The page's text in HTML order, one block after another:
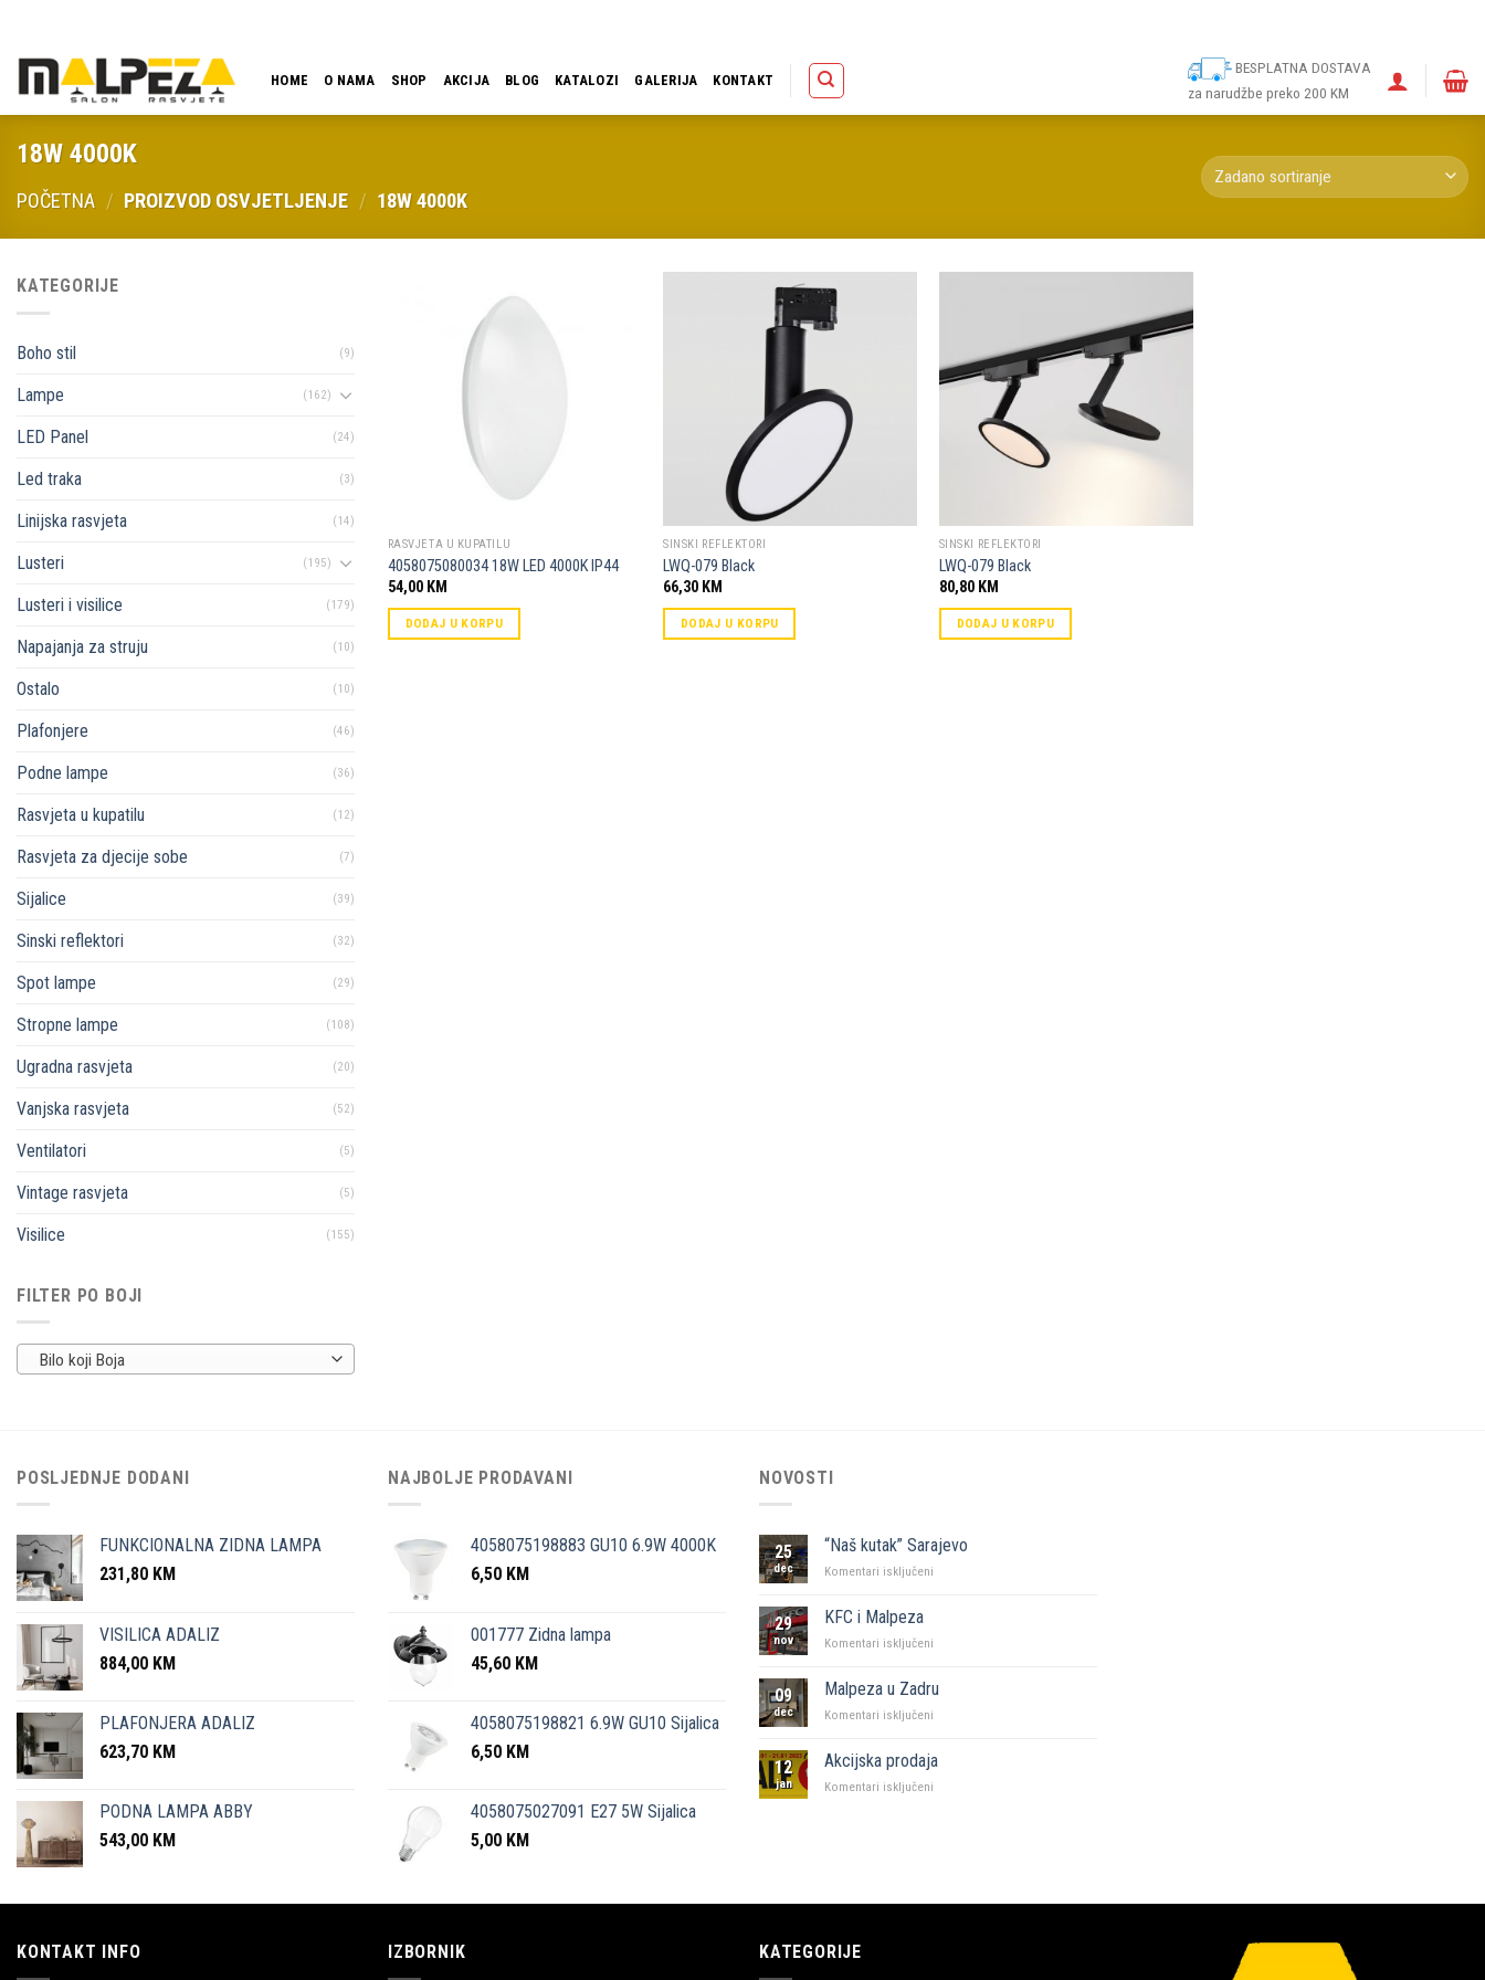
content
HOME O NAMA SHOP AKCIJA BLOG KATALOZI GALERIJA KONTAKT
BESPLATNA DOSTAVA
za narudžbe preko 200 KM
18W 4000K
POČETNA / PROIZVOD OSVJETLJENJE / 18W 4000K
KATEGORIJE
Boho stil (9)
Lampe (162)
LED Panel (24)
Led traka (3)
Linijska rasvjeta (14)
Lusteri (195)
Lusteri i visilice (179)
Napajanja za struju (10)
Ostalo (10)
Plafonjere (46)
Podne lampe (36)
Rasvjeta u kupatilu (12)
Rasvjeta za djecije sobe (7)
Sijalice (39)
Sinski reflektori (32)
Spot lampe (29)
Stropne lampe (108)
Ugradna rasvjeta (20)
Vanjska rasvjeta (52)
Ventilatori (5)
Vintage rasvjeta (5)
Visilice (155)
FILTER PO BOJI
Bilo koji Boja
RASVJETA U KUPATILU
4058075080034 18W LED 4000K IP44
54,00 KM
DODAJ U KORPU
SINSKI REFLEKTORI
LWQ-079 Black
66,30 KM
DODAJ U KORPU
SINSKI REFLEKTORI
LWQ-079 Black
80,80 KM
DODAJ U KORPU
POSLJEDNJE DODANI
FUNKCIONALNA ZIDNA LAMPA
231,80 KM
VISILICA ADALIZ
884,00 KM
PLAFONJERA ADALIZ
623,70 KM
PODNA LAMPA ABBY
543,00 KM
NAJBOLJE PRODAVANI
4058075198883 GU10 6.9W 4000K
6,50 KM
001777 Zidna lampa
45,60 KM
4058075198821 6.9W GU10 Sijalica
6,50 KM
4058075027091 E27 5W Sijalica
5,00 KM
NOVOSTI
25
dec
“Naš kutak” Sarajevo
Komentari isključeni
29
nov
KFC i Malpeza
Komentari isključeni
Malpeza
09
dec
Malpeza u Zadru
Komentari isključeni
Zadru
12
jan
Akcijska prodaja
Komentari isključeni
KONTAKT INFO IZBORNIK KATEGORIJE